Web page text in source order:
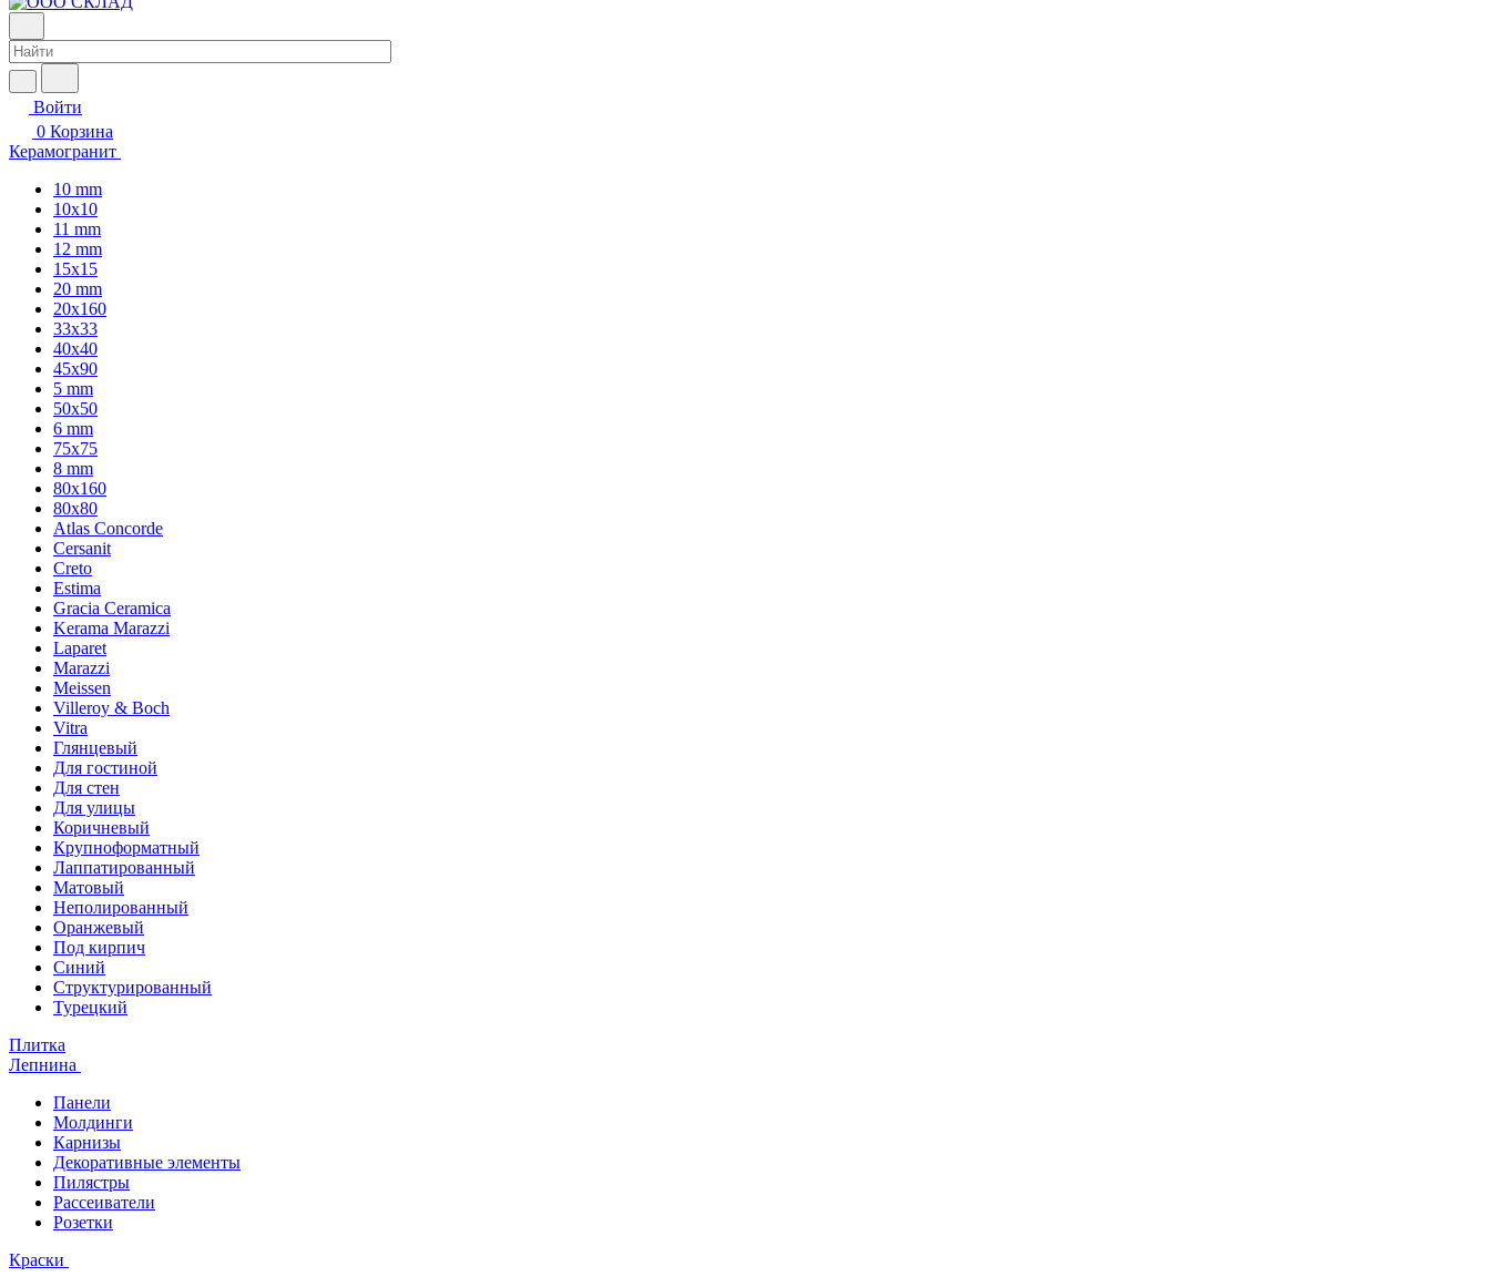
Войти
0 Корзина
Керамогранит
10 mm
10x10
11 mm
12 mm
15x15
20 mm
20х160
33x33
40х40
45x90
5 mm
50x50
6 mm
75х75
8 mm
80x160
80x80
Atlas Concorde
Cersanit
Creto
Estima
Gracia Ceramica
Kerama Marazzi
Laparet
Marazzi
Meissen
Villeroy & Boch
Vitra
Глянцевый
Для гостиной
Для стен
Для улицы
Коричневый
Крупноформатный
Лаппатированный
Матовый
Неполированный
Оранжевый
Под кирпич
Синий
Структурированный
Турецкий
Плитка
Лепнина
Панели
Молдинги
Карнизы
Декоративные элементы
Пилястры
Рассеиватели
Розетки
Краски